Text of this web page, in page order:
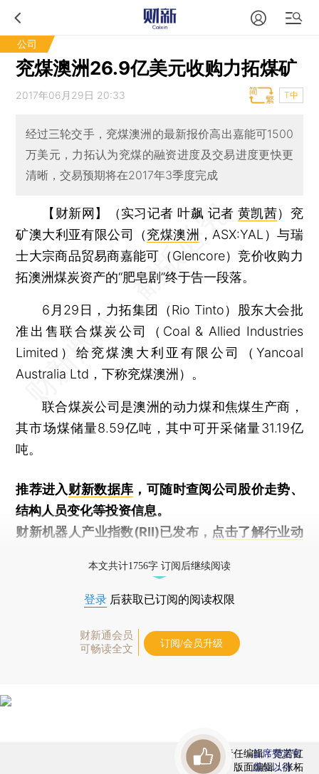
公司
兖煤澳洲26.9亿美元收购力拓煤矿
2017年06月29日 20:33 T中
经过三轮交手，兖煤澳洲的最新报价高出嘉能可1500
万美元，力拓认为兖煤的融资进度及交易进度更快更
清晰，交易预期将在2017年3季度完成
【财新网】（实习记者 叶飙 记者 黄凯茜） 兖
矿澳大利亚有限公司（兖煤澳洲 ，ASX:YAL）与瑞
士大宗商品贸易商嘉能可（Glencore）竞价收购力
拓澳洲煤炭资产的“肥皂剧”终于告一段落。
6月29日，力拓集团（Rio Tinto）股东大会批
准出售联合煤炭公司（Coal & Allied Industries
Limited）给兖煤澳大利亚有限公司（Yancoal
Australia Ltd，下称兖煤澳洲）。
联合煤炭公司是澳洲的动力煤和焦煤生产商，
其市场煤储量8.59亿吨，其中可开采储量31.19亿
吨。
推荐进入财新数据库 ，可随时查阅公司股价走势、
结构人员变化等投资信息。
财新机器人产业指数(RII)已发布， 点击了解行业动
本文共计1756字 订阅后继续阅读
登录 后获取已订阅的阅读权限
财新通会员
可畅读全文
订阅/会员升级
责任编辑：范若虹
版面编辑：张柘
首席赞赏官
虚位以待